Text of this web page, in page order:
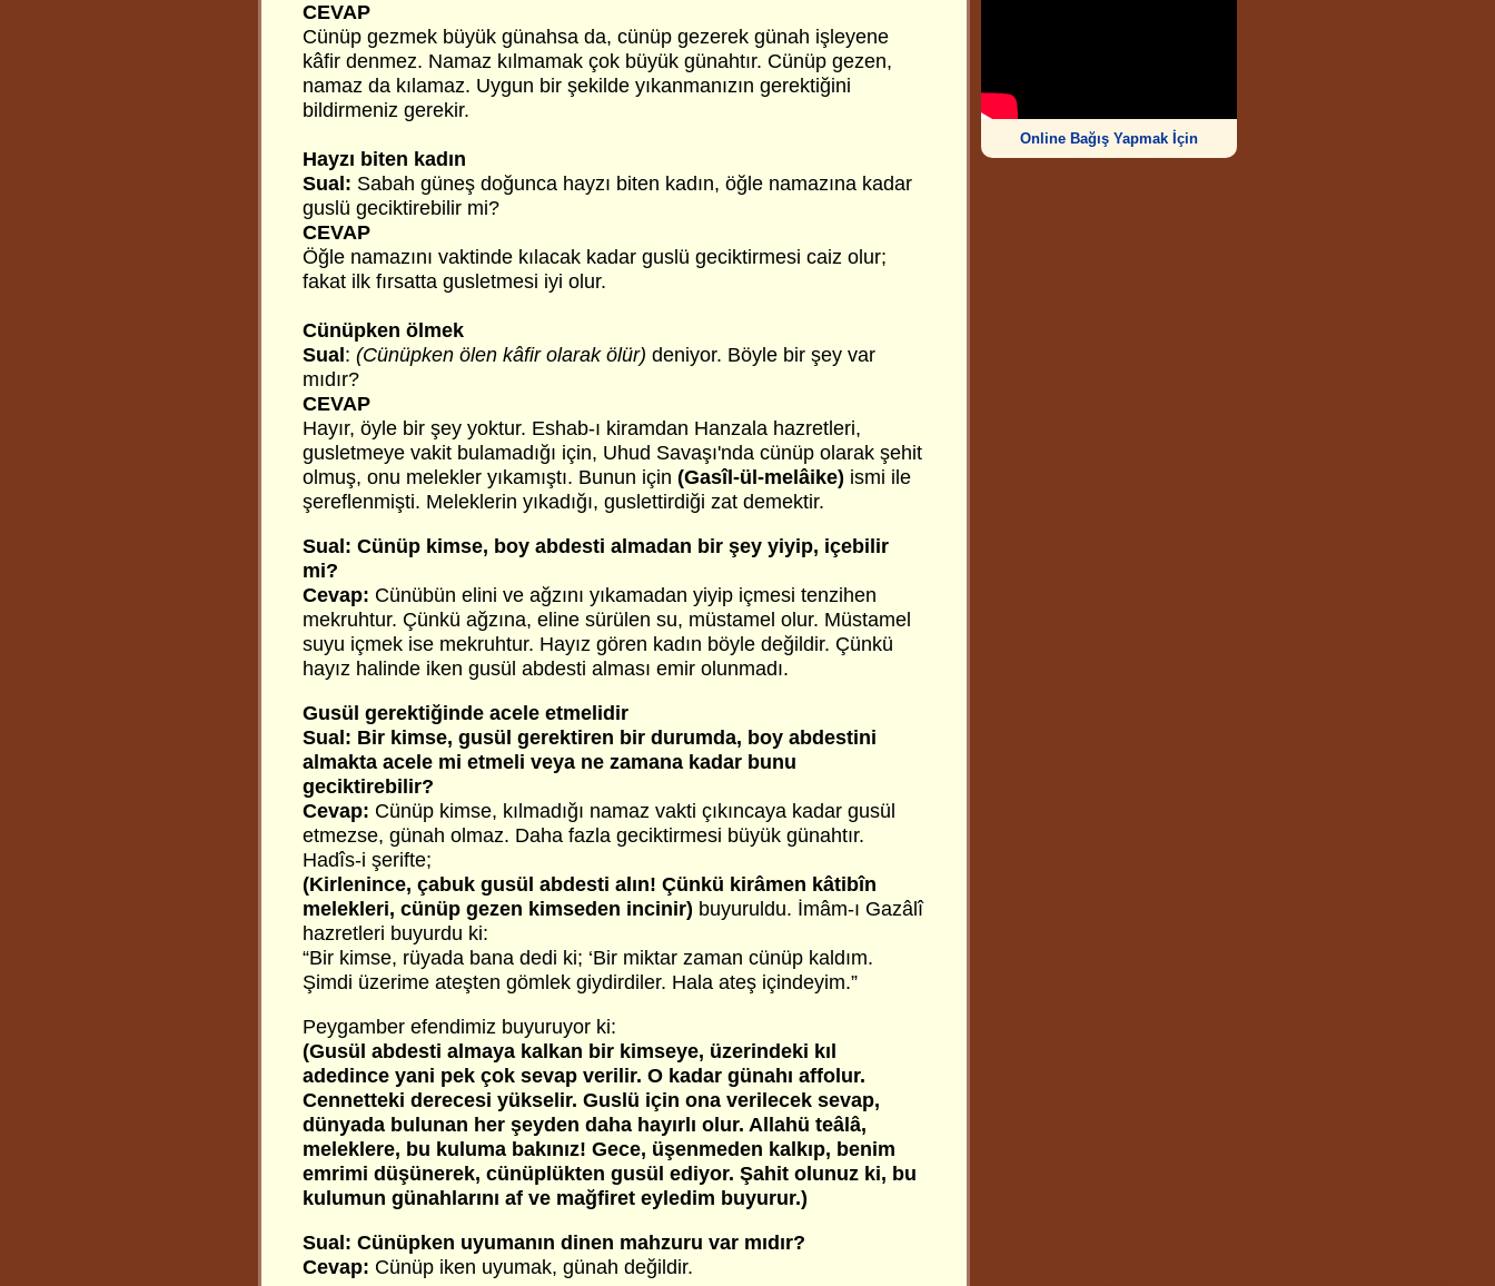
CEVAP
Cünüp gezmek büyük günahsa da, cünüp gezerek günah işleyene
kâfir denmez. Namaz kılmamak çok büyük günahtır. Cünüp gezen,
namaz da kılamaz. Uygun bir şekilde yıkanmanızın gerektiğini
bildirmeniz gerekir.
Hayzı biten kadın
Sual: Sabah güneş doğunca hayzı biten kadın, öğle namazına kadar
guslü geciktirebilir mi?
CEVAP
Öğle namazını vaktinde kılacak kadar guslü geciktirmesi caiz olur;
fakat ilk fırsatta gusletmesi iyi olur.
Cünüpken ölmek
Sual : (Cünüpken ölen kâfir olarak ölür) deniyor. Böyle bir şey var
mıdır?
CEVAP
Hayır, öyle bir şey yoktur. Eshab-ı kiramdan Hanzala hazretleri,
gusletmeye vakit bulamadığı için, Uhud Savaşı'nda cünüp olarak şehit
olmuş, onu melekler yıkamıştı. Bunun için (Gasîl-ül-melâike) ismi ile
şereflenmişti. Meleklerin yıkadığı, guslettirdiği zat demektir.
Sual: Cünüp kimse, boy abdesti almadan bir şey yiyip, içebilir
mi?
Cevap: Cünübün elini ve ağzını yıkamadan yiyip içmesi tenzihen
mekruhtur. Çünkü ağzına, eline sürülen su, müstamel olur. Müstamel
suyu içmek ise mekruhtur. Hayız gören kadın böyle değildir. Çünkü
hayız halinde iken gusül abdesti alması emir olunmadı.
Gusül gerektiğinde acele etmelidir
Sual: Bir kimse, gusül gerektiren bir durumda, boy abdestini
almakta acele mi etmeli veya ne zamana kadar bunu
geciktirebilir?
Cevap: Cünüp kimse, kılmadığı namaz vakti çıkıncaya kadar gusül
etmezse, günah olmaz. Daha fazla geciktirmesi büyük günahtır.
Hadîs-i şerifte;
(Kirlenince, çabuk gusül abdesti alın! Çünkü kirâmen kâtibîn
melekleri, cünüp gezen kimseden incinir) buyuruldu. İmâm-ı Gazâlî
hazretleri buyurdu ki:
“Bir kimse, rüyada bana dedi ki; ‘Bir miktar zaman cünüp kaldım.
Şimdi üzerime ateşten gömlek giydirdiler. Hala ateş içindeyim.”
Peygamber efendimiz buyuruyor ki:
(Gusül abdesti almaya kalkan bir kimseye, üzerindeki kıl
adedince yani pek çok sevap verilir. O kadar günahı affolur.
Cennetteki derecesi yükselir. Guslü için ona verilecek sevap,
dünyada bulunan her şeyden daha hayırlı olur. Allahü teâlâ,
meleklere, bu kuluma bakınız! Gece, üşenmeden kalkıp, benim
emrimi düşünerek, cünüplükten gusül ediyor. Şahit olunuz ki, bu
kulumun günahlarını af ve mağfiret eyledim buyurur.)
Sual: Cünüpken uyumanın dinen mahzuru var mıdır?
Cevap: Cünüp iken uyumak, günah değildir.
Online Bağış Yapmak İçin